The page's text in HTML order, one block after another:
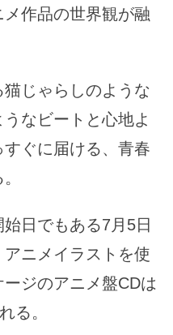
作品の世界観が融
じゃらしのような
なビートと心地よ
ぐに届ける、青春
日でもある7月5日
アニメイラストを使
ジのアニメ盤CDは
る。